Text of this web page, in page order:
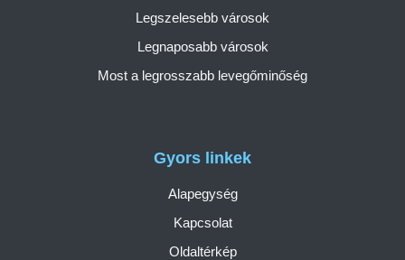
Gyors linkek
Alapegység
Kapcsolat
Oldaltérkép
Legszelesebb városok
Legnaposabb városok
Most a legrosszabb levegőminőség